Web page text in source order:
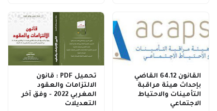
القانون 64.12 القاضي
بإحداث هيئة مراقبة
التأمينات والاحتياط
الاجتماعي
تحميل PDF : قانون
الالتزامات والعقود
المغربي 2022 - وفق آخر
التعديلات